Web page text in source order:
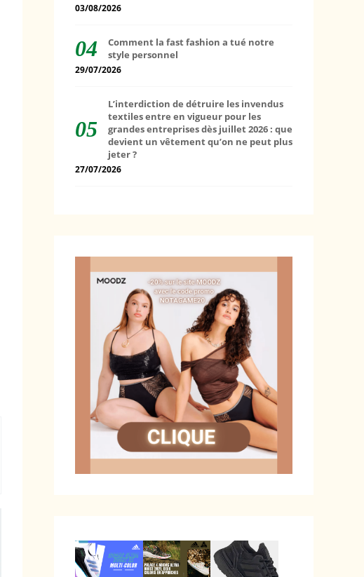
03/08/2026
Comment la fast fashion a tué notre
style personnel
29/07/2026
L’interdiction de détruire les invendus
textiles entre en vigueur pour les
grandes entreprises dès juillet 2026 : que
devient un vêtement qu’on ne peut plus
jeter ?
27/07/2026